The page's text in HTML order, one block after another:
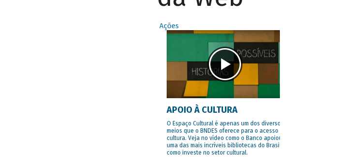
Ações
APOIO À CULTURA
O Espaço Cultural é apenas um dos diversos
meios que o BNDES oferece para o acesso à
cultura. Veja no vídeo como o Banco apoiou
uma das mais incríveis bibliotecas do Brasil e
como investe no setor cultural.